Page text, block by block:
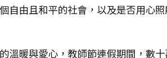
自由且和平的社會，以及是否用心
溫暖與愛心，教師節連假期間，數